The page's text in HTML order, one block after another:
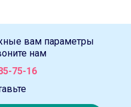
вам параметры
нам
75-16